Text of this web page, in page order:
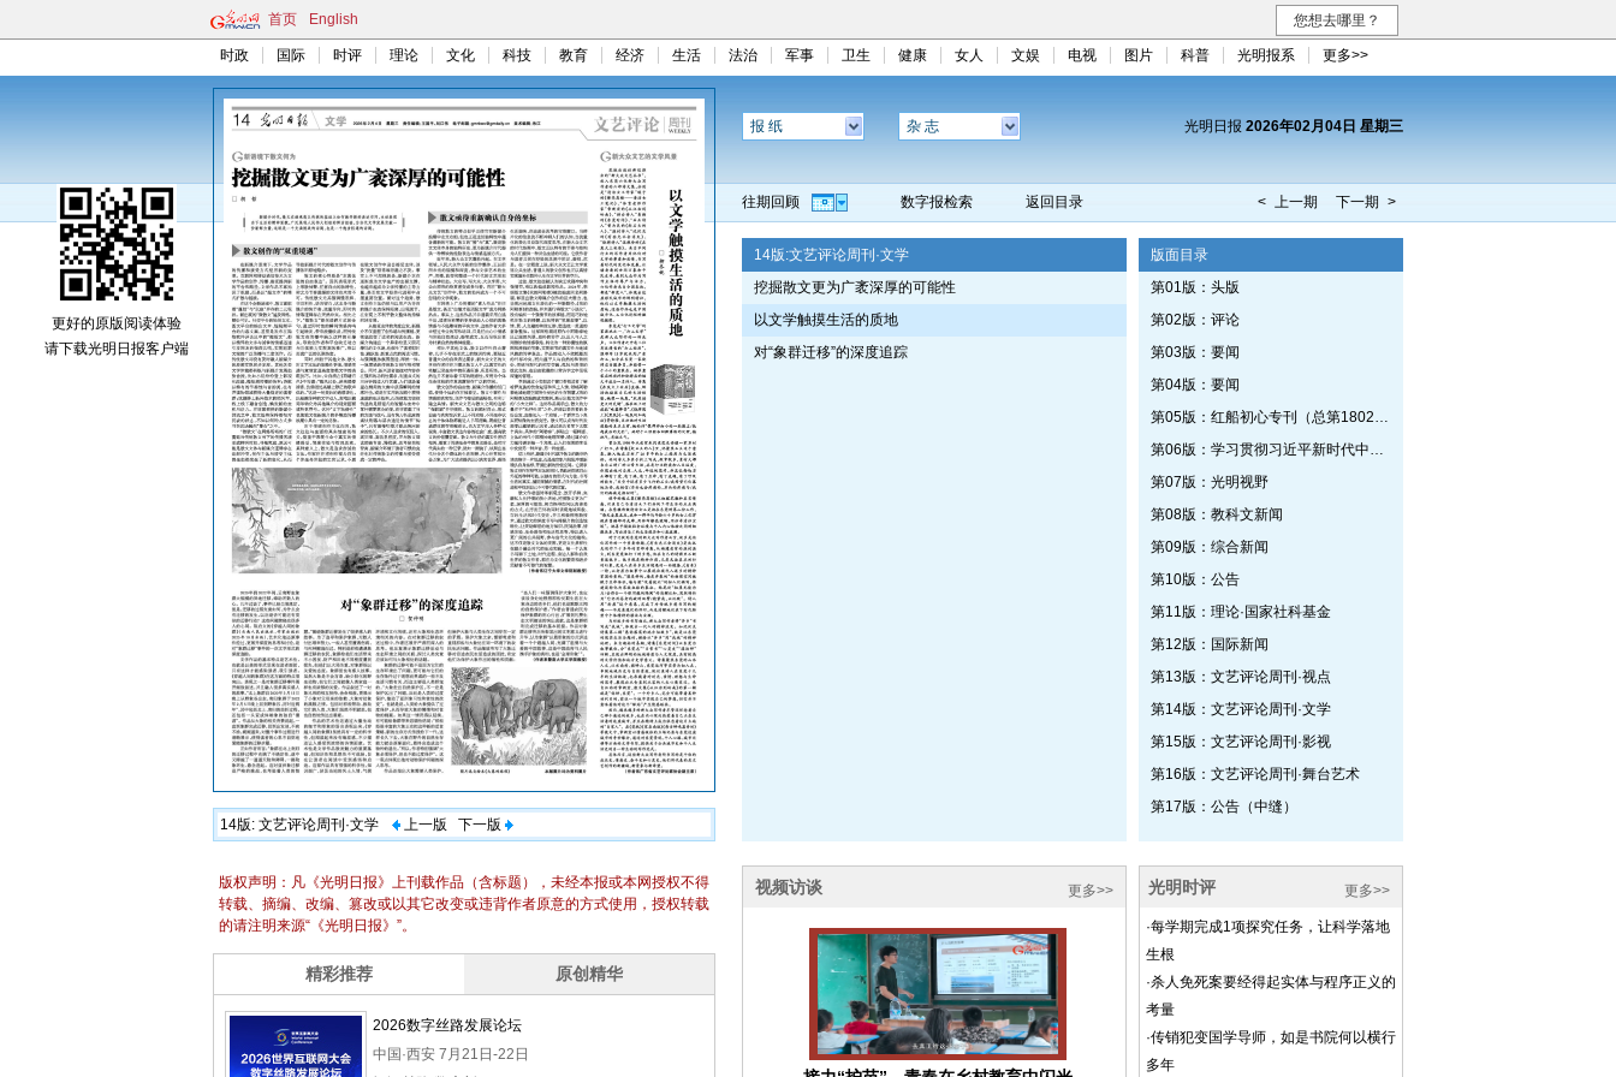
首页 English 您想去哪里？
时政 国际 时评 理论 文化 科技 教育 经济 生活 法治 军事 卫生 健康 女人 文娱 电视 图片 科普 光明报系 更多>>
14版: 文艺评论周刊·文学 上一版 下一版
报 纸 杂 志 光明日报 2026年02月04日 星期三
往期回顾 数字报检索 返回目录 < 上一期 下一期 >
14版:文艺评论周刊·文学
挖掘散文更为广袤深厚的可能性
以文学触摸生活的质地
对“象群迁移”的深度追踪
版面目录
第01版：头版
第02版：评论
第03版：要闻
第04版：要闻
第05版：红船初心专刊（总第1802期）
第06版：学习贯彻习近平新时代中国特色社会主义思想专刊
第07版：光明视野
第08版：教科文新闻
第09版：综合新闻
第10版：公告
第11版：理论·国家社科基金
第12版：国际新闻
第13版：文艺评论周刊·视点
第14版：文艺评论周刊·文学
第15版：文艺评论周刊·影视
第16版：文艺评论周刊·舞台艺术
第17版：公告（中缝）
更好的原版阅读体验
请下载光明日报客户端